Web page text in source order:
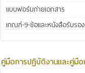
แบบฟอร์มถ่ายเอกสาร
เกณฑ์-9-ข้อและหนังสือรับรอง
คู่มือการปฏิบัติงานและคู่มือ